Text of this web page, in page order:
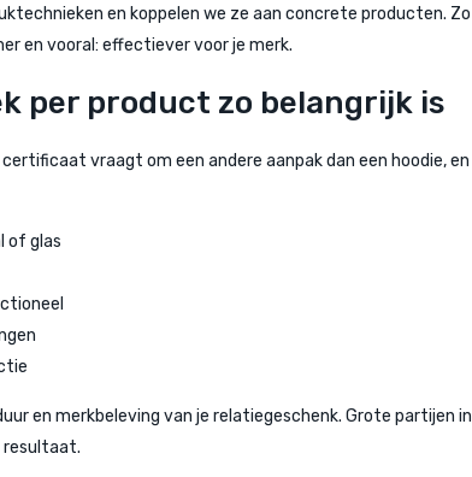
en koppelen we ze aan concrete producten.
en vooral: effectiever voor je merk.
per product zo belangrijk is
vraagt om een andere aanpak dan een
of glas
en merkbeleving van je relatiegeschenk. Grote
resultaat.